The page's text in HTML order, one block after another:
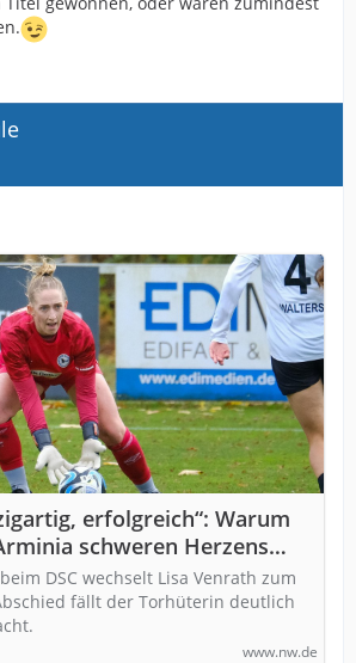
erfolgreich“: Warum
schweren Herzens
DSC wechselt Lisa Venrath zum
fällt der Torhüterin deutlich
www.nw.de